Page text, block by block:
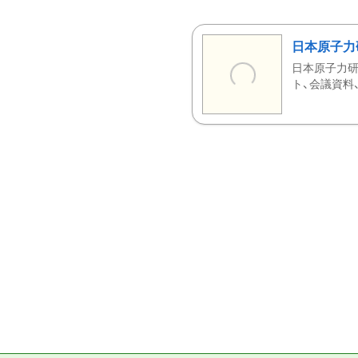
日本原子
日本原子力
ト、会議資